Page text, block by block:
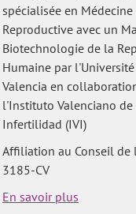
spécialisée en Médecine
Reproductive avec un
Biotechnologie de la
Humaine par
Valencia en
l'Instituto Valenciano de
Infertilidad (IVI)
Affiliation au Conseil de
3185-CV
En savoir plus